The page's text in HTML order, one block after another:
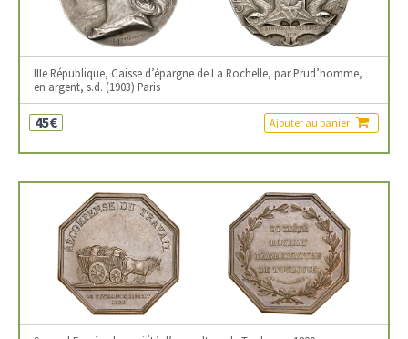
IIIe République, Caisse d’épargne de La Rochelle, par Prud’homme,
en argent, s.d. (1903) Paris
45€ Ajouter au panier